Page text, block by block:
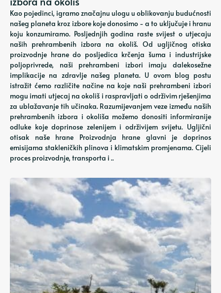
Kao pojedinci, igramo značajnu ulogu u oblikovanju budućnosti
našeg planeta kroz izbore koje donosimo - a to uključuje i hranu
koju konzumiramo. Posljednjih godina raste svijest o utjecaju
naših prehrambenih izbora na okoliš. Od ugljičnog otiska
proizvodnje hrane do posljedica krčenja šuma i industrijske
poljoprivrede, naši prehrambeni izbori imaju dalekosežne
implikacije na zdravlje našeg planeta. U ovom blog postu
istražit ćemo različite načine na koje naši prehrambeni izbori
mogu imati utjecaj na okoliš i raspravljati o održivim rješenjima
za ublažavanje tih učinaka. Razumijevanjem veze između naših
prehrambenih izbora i okoliša možemo donositi informiranije
odluke koje doprinose zelenijem i održivijem svijetu. Ugljični
otisak naše hrane Proizvodnja hrane glavni je doprinos
emisijama stakleničkih plinova i klimatskim promjenama. Cijeli
proces proizvodnje, transporta i ..